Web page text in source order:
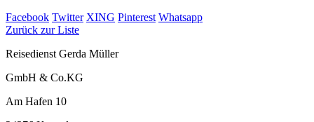
Facebook Twitter XING Pinterest Whatsapp
Zurück zur Liste
Reisedienst Gerda Müller
GmbH & Co.KG
Am Hafen 10